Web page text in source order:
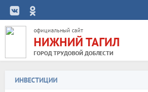
официальный сайт
НИЖНИЙ ТАГИЛ
ГОРОД ТРУДОВОЙ ДОБЛЕСТИ
ИНВЕСТИЦИИ